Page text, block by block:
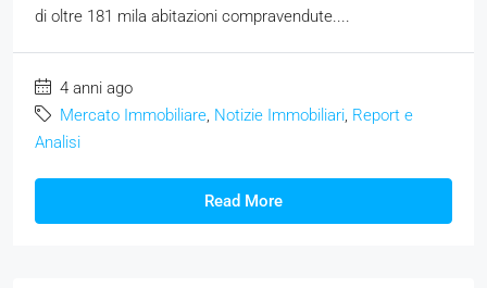
di oltre 181 mila abitazioni compravendute....
4 anni ago
Mercato Immobiliare Notizie Immobiliari Report e
Analisi
Read More